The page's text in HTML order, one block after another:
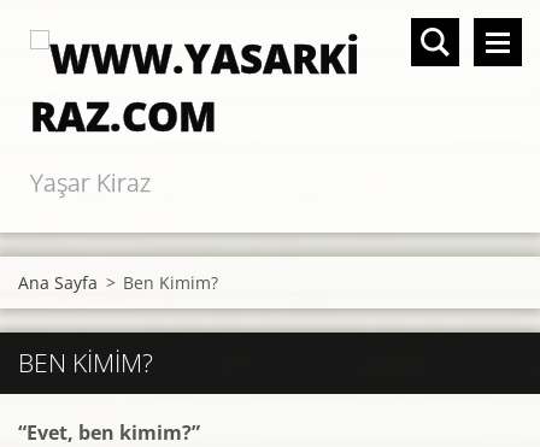
Yaşar Kiraz
Ana Sayfa > Ben Kimim?
BEN KIMIM?
“Evet, ben kimim?”